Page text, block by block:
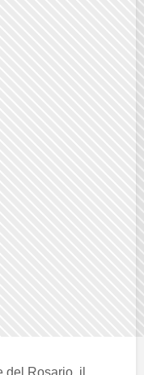
del Rosario, il